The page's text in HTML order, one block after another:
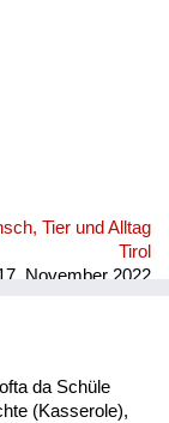
Tier und Alltag
Tirol
November 2022
da Schüle
(Kasserole),